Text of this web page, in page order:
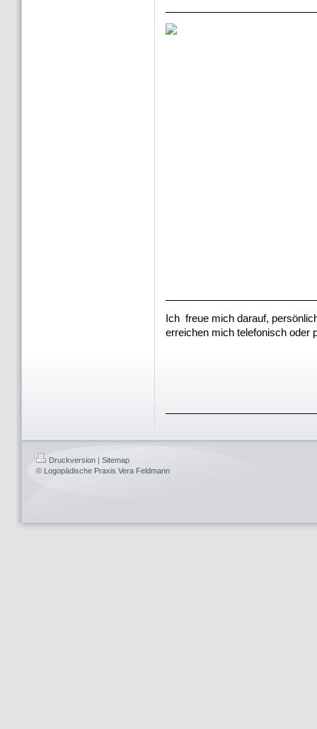
Ich freue mich darauf,
erreichen mich telefonisch oder
Druckversion | Sitemap
© Logopädische Praxis Vera Feldmann